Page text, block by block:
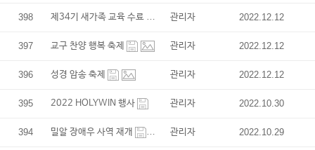
398 관리자 2022.12.12
397 교구 찬양 행복 축제 관리자 2022.12.12
396 성경 암송 축제 관리자 2022.12.12
395 2022 HOLYWIN 행사 관리자 2022.10.30
394 밀알 장애우 사역 재개 관리자 2022.10.29